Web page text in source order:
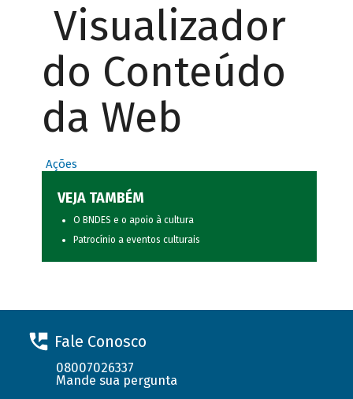
Visualizador
do Conteúdo
da Web
Ações
VEJA TAMBÉM
O BNDES e o apoio à cultura
Patrocínio a eventos culturais
Fale Conosco
08007026337
Mande sua pergunta